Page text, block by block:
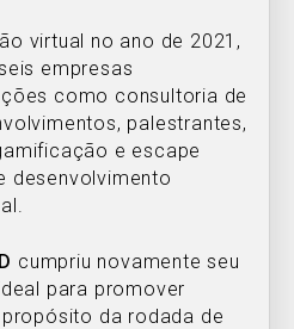
virtual no ano de 2021,
empresas
como consultoria de
palestrantes,
e escape
desenvolvimento
cumpriu novamente seu
para promover
da rodada de